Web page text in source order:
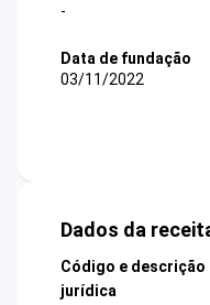
-
Data de fundação
03/11/2022
Dados da
Código e descrição
jurídica